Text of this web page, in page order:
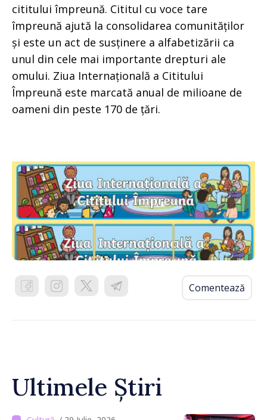
cititului împreună. Cititul cu voce tare
împreună ajută la consolidarea comunităților
și este un act de susținere a alfabetizării ca
unul din cele mai importante drepturi ale
omului. Ziua Internațională a Cititului
Împreună este marcată anual de milioane de
oameni din peste 170 de țări.
Comentează
Ultimele Știri